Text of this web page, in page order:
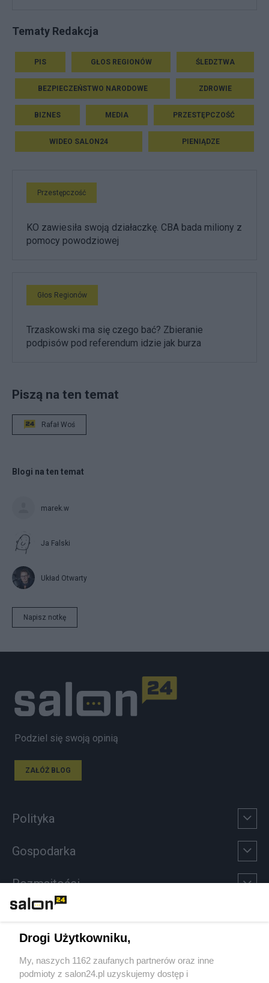
Tematy Redakcja
PIS GŁOS REGIONÓW ŚLEDZTWA
BEZPIECZEŃSTWO NARODOWE ZDROWIE
BIZNES MEDIA PRZESTĘPCZOŚĆ
WIDEO SALON24 PIENIĄDZE
Przestępczość
KO zawiesiła swoją działaczkę. CBA bada miliony z
pomocy powodziowej
Głos Regionów
Trzaskowski ma się czego bać? Zbieranie
podpisów pod referendum idzie jak burza
Piszą na ten temat
Rafał Woś
Blogi na ten temat
marek.w
Ja Falski
Układ Otwarty
Napisz notkę
Podziel się swoją opinią
ZAŁÓŻ BLOG
Polityka
Gospodarka
Rozmaitości
Sport
Drogi Użytkowniku,
My, naszych 1162 zaufanych partnerów oraz inne
podmioty z salon24.pl uzyskujemy dostęp i